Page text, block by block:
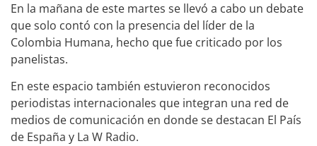
En la mañana de este martes se llevó a cabo un debate
que solo contó con la presencia del líder de la
Colombia Humana, hecho que fue criticado por los
panelistas.
En este espacio también estuvieron reconocidos
periodistas internacionales que integran una red de
medios de comunicación en donde se destacan El País
de España y La W Radio.